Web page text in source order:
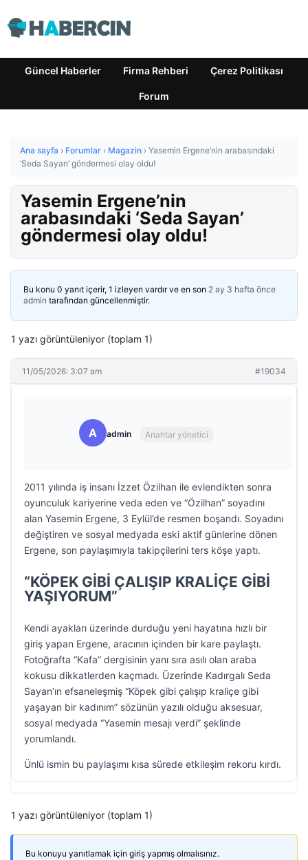
Güncel Haberler Firma Rehberi Çerez Politikası
Forum
Ana sayfa › Forumlar › Magazin › Yasemin Ergene’nin arabasındaki
‘Seda Sayan’ göndermesi olay oldu!
Yasemin Ergene’nin
arabasındaki ‘Seda Sayan’
göndermesi olay oldu!
Bu konu 0 yanıt içerir, 1 izleyen vardır ve en son 2 ay 3 hafta önce
admin tarafından güncellenmiştir.
1 yazı görüntüleniyor (toplam 1)
11/05/2026: 3:07 am #19034
A admin Anahtar yönetici
2011 yılında iş insanı İzzet Özilhan ile evlendikten sonra
oyunculuk kariyerine veda eden ve “Özilhan” soyadını
alan Yasemin Ergene, 3 Eylül’de resmen boşandı. Soyadını
değiştiren ve sosyal medyada eski aktif günlerine dönen
Ergene, son paylaşımıyla takipçilerini ters köşe yaptı.
“KÖPEK GİBİ ÇALIŞIP KRALİÇE GİBİ
YAŞIYORUM”
Kendi ayakları üzerinde durduğu yeni hayatına hızlı bir
giriş yapan Ergene, aracının içinden bir kare paylaştı.
Fotoğrafta “Kafa” dergisinin yanı sıra asılı olan araba
kokusu dikkatlerden kaçmadı. Üzerinde Kadırgalı Seda
Sayan’ın efsaneleşmiş “Köpek gibi çalışıp kraliçe gibi
yaşayan bir kadınım” sözünün yazılı olduğu aksesuar,
sosyal medyada “Yasemin mesajı verdi” şeklinde
yorumlandı.
Ünlü ismin bu paylaşımı kısa sürede etkileşim rekoru kırdı.
1 yazı görüntüleniyor (toplam 1)
Bu konuyu yanıtlamak için giriş yapmış olmalısınız.